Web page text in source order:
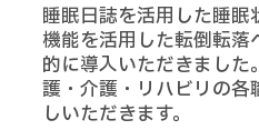
睡眠日誌を活用した睡眠
機能を活用した転倒転落
的に導入いただきました
護・介護・リハビリの各
しいただきます。